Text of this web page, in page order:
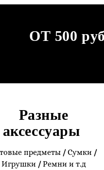
ОТ 500
Разные
аксессуары
предметы /Сумки /
Игрушки /Ремни и т.д